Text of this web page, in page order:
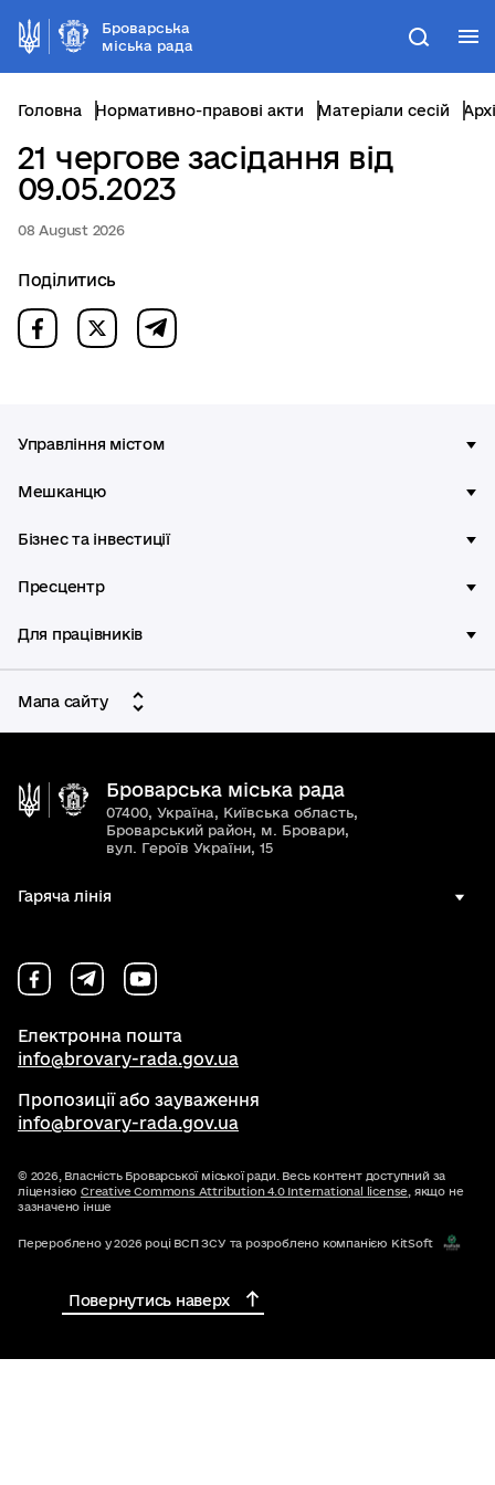
Броварська
міська рада
Пошук
Головна Нормативно-правові акти Матеріали сесій
21 чергове засідання від
09.05.2023
08 August 2026
Поділитись
Управління містом
Мешканцю
Бізнес та інвестиції
Пресцентр
Для працівників
Мапа сайту
Броварська міська рада
07400, Україна, Київська область,
Броварський район, м. Бровари,
вул. Героїв України, 15
Гаряча лінія
Електронна пошта
info@brovary-rada.gov.ua
Пропозиції або зауваження
info@brovary-rada.gov.ua
© 2026, Власність Броварської міської ради. Весь контент доступний за
ліцензією Creative Commons Attribution 4.0 International license , якщо не
зазначено інше
Перероблено у 2026 році ВСП ЗСУ та розроблено компанією KitSoft
Повернутись наверх